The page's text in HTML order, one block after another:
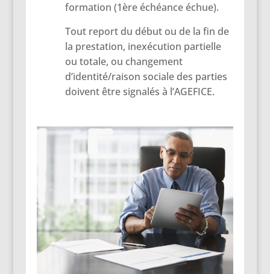
formation (1ère échéance échue).
Tout report du début ou de la fin de
la prestation, inexécution partielle
ou totale, ou changement
d’identité/raison sociale des parties
doivent être signalés à l’AGEFICE.